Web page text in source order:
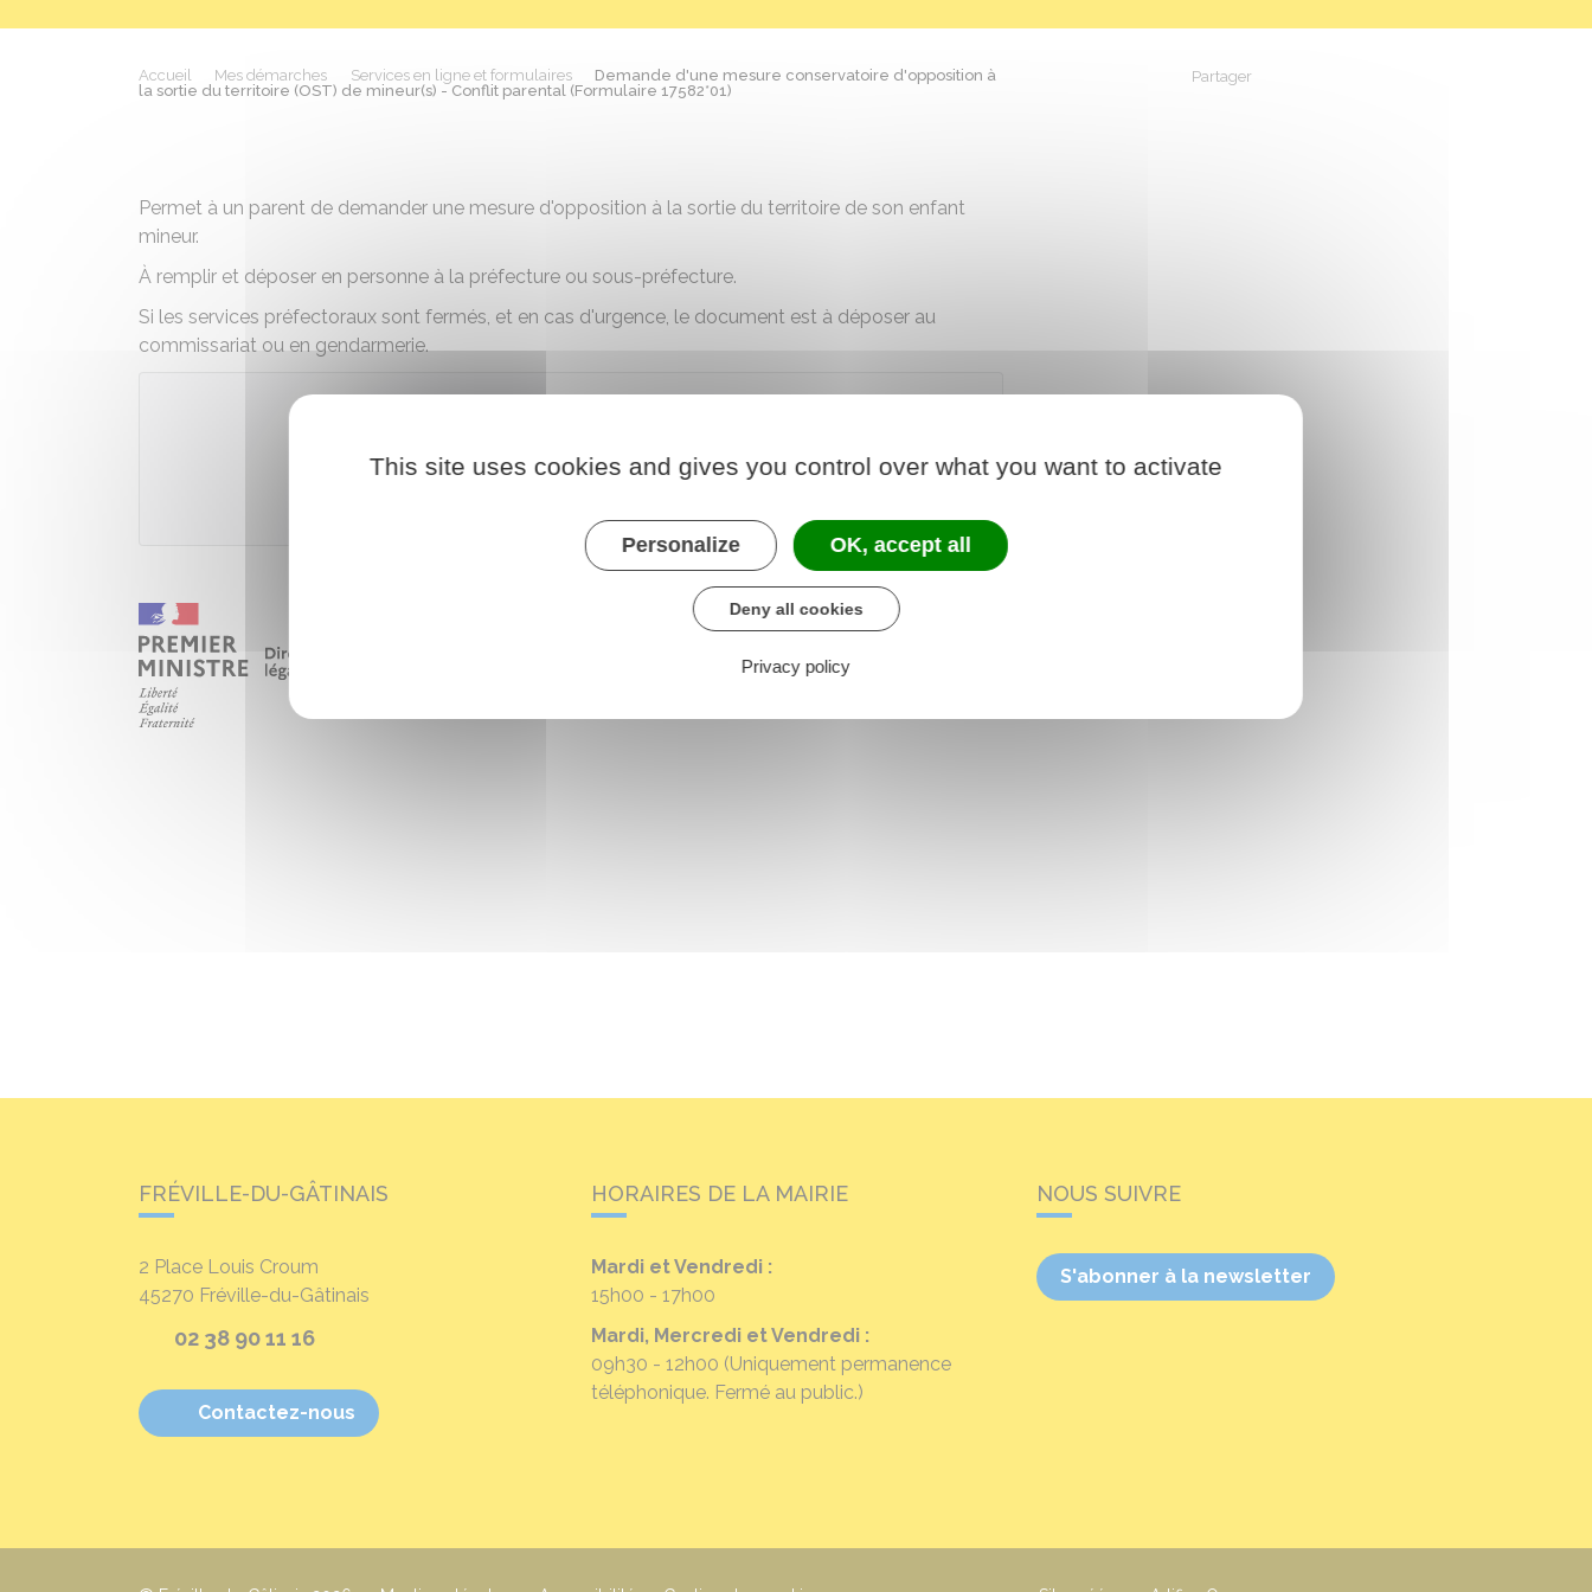
Accueil Mes démarches Services en ligne et formulaires
Demande d'une mesure conservatoire d'opposition à
la sortie du territoire (OST) de mineur(s) - Conflit parental (Formulaire 17582*01)
Partager
Permet à un parent de demander une mesure d'opposition à la sortie du territoire de son enfant
mineur.
À remplir et déposer en personne à la préfecture ou sous-préfecture.
Si les services préfectoraux sont fermés, et en cas d'urgence, le document est à déposer au
commissariat ou en gendarmerie.
FRÉVILLE-DU-GÂTINAIS
2 Place Louis Croum
45270 Fréville-du-Gâtinais
02 38 90 11 16
Contactez-nous
HORAIRES DE LA MAIRIE
Mardi et Vendredi :
15h00 - 17h00
Mardi, Mercredi et Vendredi :
09h30 - 12h00 (Uniquement permanence
téléphonique. Fermé au public.)
NOUS SUIVRE
S'abonner à la newsletter
This site uses cookies and gives you control over what you want to activate
Personalize OK, accept all
Deny all cookies
Privacy policy